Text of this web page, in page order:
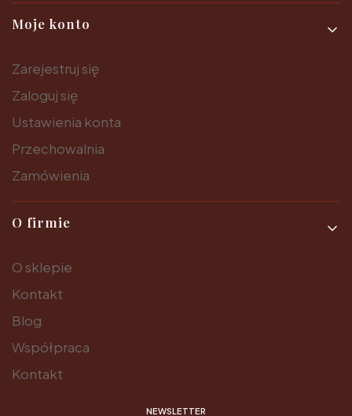
Moje konto
Zarejestruj się
Zaloguj się
Ustawienia konta
Przechowalnia
Zamówienia
O firmie
O sklepie
Kontakt
Blog
Współpraca
Kontakt
NEWSLETTER